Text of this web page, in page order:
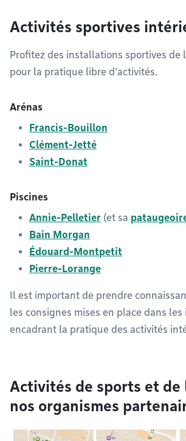
Activités sportives
Profitez des installations sportives de
pour la pratique libre d’activités.
Arénas
Francis-Bouillon
Clément-Jetté
Saint-Donat
Piscines
Annie-Pelletier (et sa
Bain Morgan
Édouard-Montpetit
Pierre-Lorange
Il est important de prendre
les consignes mises en place dans
encadrant la pratique des activités
Activités de sports et de
nos organismes